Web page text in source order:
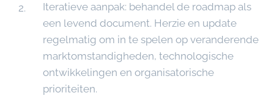
Iteratieve aanpak: behandel de roadmap als
een levend document. Herzie en update
regelmatig om in te spelen op veranderende
marktomstandigheden, technologische
ontwikkelingen en organisatorische
prioriteiten.